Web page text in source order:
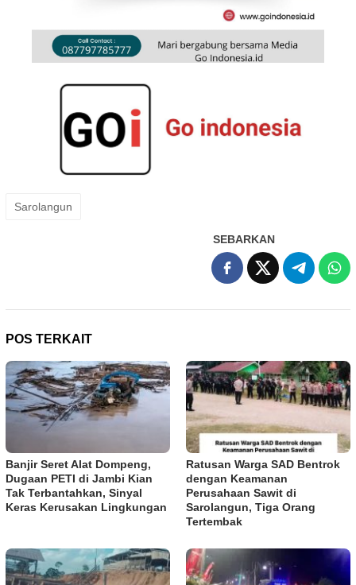
Sarolangun
SEBARKAN
POS TERKAIT
Banjir Seret Alat Dompeng,
Dugaan PETI di Jambi Kian
Tak Terbantahkan, Sinyal
Keras Kerusakan Lingkungan
Ratusan Warga SAD Bentrok
dengan Keamanan
Perusahaan Sawit di
Sarolangun, Tiga Orang
Tertembak